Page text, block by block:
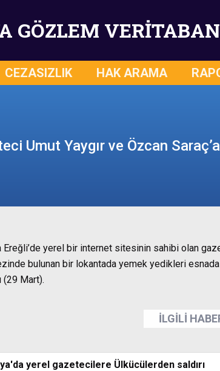
GÖZLEM
CEZASIZLIK HAK ARAMA
Umut Yaygır ve Özcan Saraç’a
Ereğli’de yerel bir internet sitesinin sahibi olan
bulunan bir lokantada yemek yedikleri
(29 Mart).
İLGİLİ
yerel gazetecilere Ülkücülerden saldırı